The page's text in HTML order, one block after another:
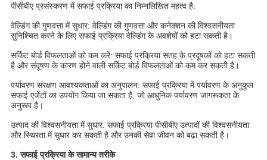
पीसीबीए प्रसंस्करण में सफाई प्रक्रिया का निम्नलिखित महत्व है:
वेल्डिंग की गुणवत्ता में सुधार: वेल्डिंग की गुणवत्ता और कनेक्शन की विश्वसनीयता
सुनिश्चित करने के लिए सफाई प्रक्रिया वेल्डिंग के अवशेषों को हटा सकती है।
सर्किट बोर्ड विफलताओं को कम करें: सफाई प्रक्रिया सतह के प्रदूषकों को हटा सकती
है और संदूषण के कारण होने वाली सर्किट बोर्ड विफलताओं को कम कर सकती है।
पर्यावरण संरक्षण आवश्यकताओं का अनुपालन: सफाई प्रक्रिया में पर्यावरण के अनुकूल
सफाई एजेंटों का उपयोग किया जा सकता है, जो आधुनिक पर्यावरण जागरूकता के
अनुरूप है।
उत्पाद की विश्वसनीयता में सुधार: सफाई प्रक्रिया पीसीबीए उत्पादों की विश्वसनीयता
और स्थिरता में सुधार कर सकती है और उनकी सेवा जीवन को बढ़ा सकती है।
3. सफाई प्रक्रिया के सामान्य तरीके